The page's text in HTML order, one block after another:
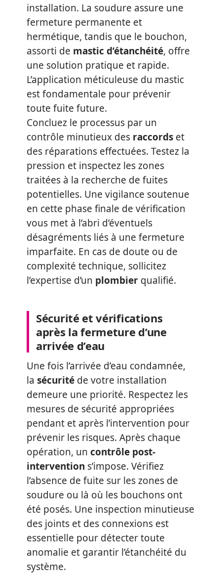
installation. La soudure assure une
fermeture permanente et
hermétique, tandis que le bouchon,
assorti de mastic d’étanchéité, offre
une solution pratique et rapide.
L’application méticuleuse du mastic
est fondamentale pour prévenir
toute fuite future.
Concluez le processus par un
contrôle minutieux des raccords et
des réparations effectuées. Testez la
pression et inspectez les zones
traitées à la recherche de fuites
potentielles. Une vigilance soutenue
en cette phase finale de vérification
vous met à l’abri d’éventuels
désagréments liés à une fermeture
imparfaite. En cas de doute ou de
complexité technique, sollicitez
l’expertise d’un plombier qualifié.
Sécurité et vérifications
après la fermeture d’une
arrivée d’eau
Une fois l’arrivée d’eau condamnée,
la sécurité de votre installation
demeure une priorité. Respectez les
mesures de sécurité appropriées
pendant et après l’intervention pour
prévenir les risques. Après chaque
opération, un contrôle post-
intervention s’impose. Vérifiez
l’absence de fuite sur les zones de
soudure ou là où les bouchons ont
été posés. Une inspection minutieuse
des joints et des connexions est
essentielle pour détecter toute
anomalie et garantir l’étanchéité du
système.